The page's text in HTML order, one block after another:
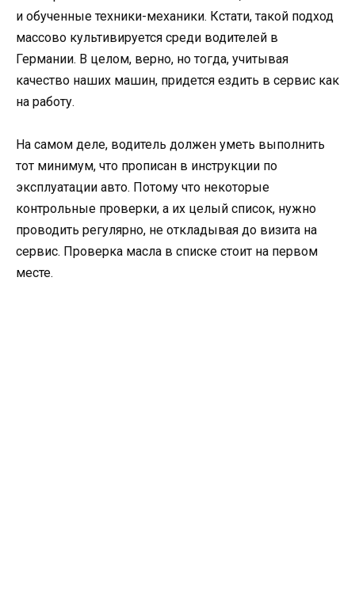
и обученные техники-механики. Кстати, такой подход
массово культивируется среди водителей в
Германии. В целом, верно, но тогда, учитывая
качество наших машин, придется ездить в сервис как
на работу.
На самом деле, водитель должен уметь выполнить
тот минимум, что прописан в инструкции по
эксплуатации авто. Потому что некоторые
контрольные проверки, а их целый список, нужно
проводить регулярно, не откладывая до визита на
сервис. Проверка масла в списке стоит на первом
месте.